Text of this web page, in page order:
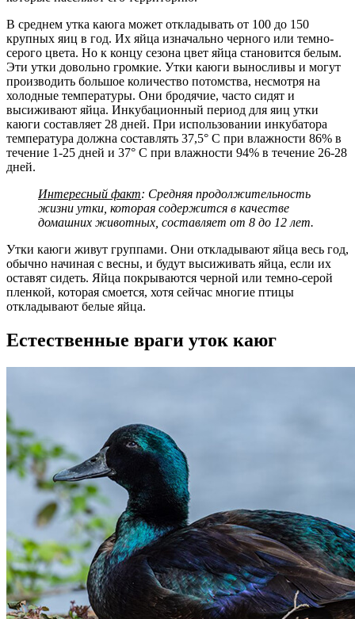
В среднем утка каюга может откладывать от 100 до 150
крупных яиц в год. Их яйца изначально черного или темно-
серого цвета. Но к концу сезона цвет яйца становится белым.
Эти утки довольно громкие. Утки каюги выносливы и могут
производить большое количество потомства, несмотря на
холодные температуры. Они бродячие, часто сидят и
высиживают яйца. Инкубационный период для яиц утки
каюги составляет 28 дней. При использовании инкубатора
температура должна составлять 37,5° С при влажности 86% в
течение 1-25 дней и 37° С при влажности 94% в течение 26-28
дней.
Интересный факт: Средняя продолжительность
жизни утки, которая содержится в качестве
домашних животных, составляет от 8 до 12 лет.
Утки каюги живут группами. Они откладывают яйца весь год,
обычно начиная с весны, и будут высиживать яйца, если их
оставят сидеть. Яйца покрываются черной или темно-серой
пленкой, которая смоется, хотя сейчас многие птицы
откладывают белые яйца.
Естественные враги уток каюг